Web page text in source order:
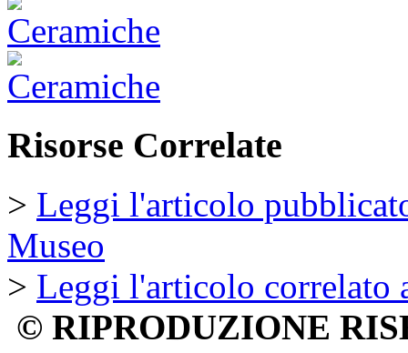
Risorse Correlate
> Leggi l'articolo
Museo
> Leggi l'articolo correlato
© RIPRODUZIONE